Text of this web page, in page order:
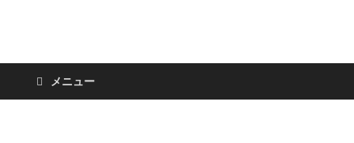
日々の新聞
メニュー